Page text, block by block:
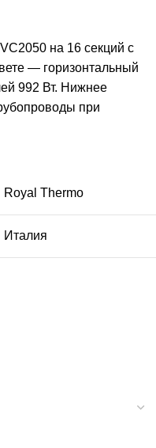
на 16 секций с
— горизонтальный
992 Вт. Нижнее
при
Royal Thermo
Италия